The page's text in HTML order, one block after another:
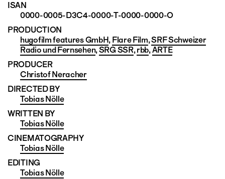
ISAN
0000-0005-D3C4-0000-T-0000-0000-O
PRODUCTION
hugofilm features GmbH, Flare Film,SRF Schweizer
Radio und Fernsehen,SRG SSR,rbb,ARTE
PRODUCER
Christof Neracher
DIRECTED BY
Tobias Nölle
WRITTEN BY
Tobias Nölle
CINEMATO­GRAPHY
Tobias Nölle
EDITING
Tobias Nölle